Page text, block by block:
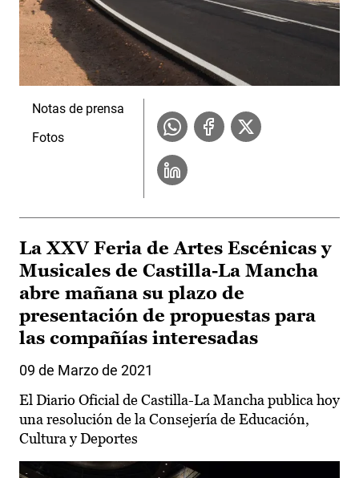
Notas de prensa
Fotos
La XXV Feria de Artes Escénicas y
Musicales de Castilla-La Mancha
abre mañana su plazo de
presentación de propuestas para
las compañías interesadas
09 de Marzo de 2021
El Diario Oficial de Castilla-La Mancha publica hoy
una resolución de la Consejería de Educación,
Cultura y Deportes